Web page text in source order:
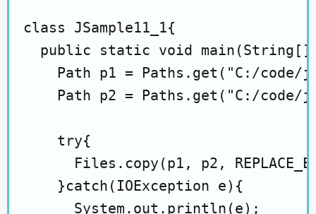
class JSample11_1{
public static void main(String[]
Path p1 = Paths.get("C:/code/
Path p2 = Paths.get("C:/code/
    try{
Files.copy(p1, p2,
    }catch(IOException e){
      System.out.println(e);